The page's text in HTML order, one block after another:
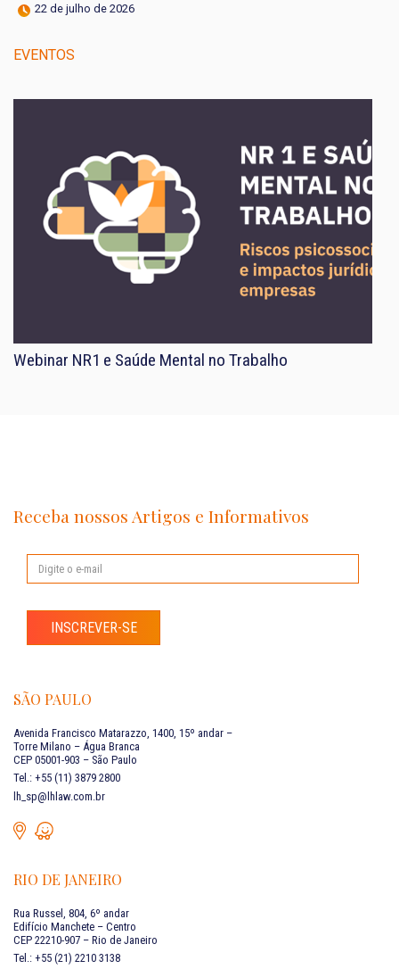
22 de julho de 2026
EVENTOS
Webinar NR1 e Saúde Mental no Trabalho
Receba nossos Artigos e Informativos
INSCREVER-SE
SÃO PAULO
Avenida Francisco Matarazzo, 1400, 15º andar –
Torre Milano – Água Branca
CEP 05001-903 – São Paulo
Tel.: +55 (11) 3879 2800
lh_sp@lhlaw.com.br
RIO DE JANEIRO
Rua Russel, 804, 6º andar
Edifício Manchete – Centro
CEP 22210-907 – Rio de Janeiro
Tel.: +55 (21) 2210 3138